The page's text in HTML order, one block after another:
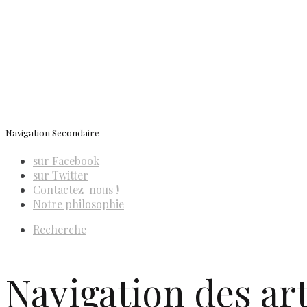
Navigation Secondaire
sur Facebook
sur Twitter
Contactez-nous !
Notre philosophie
Recherche
Navigation des